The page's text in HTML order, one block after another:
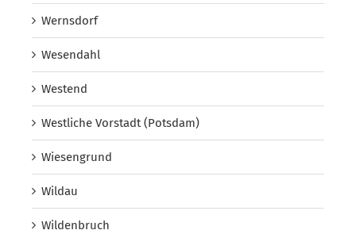
Wernsdorf
Wesendahl
Westend
Westliche Vorstadt (Potsdam)
Wiesengrund
Wildau
Wildenbruch